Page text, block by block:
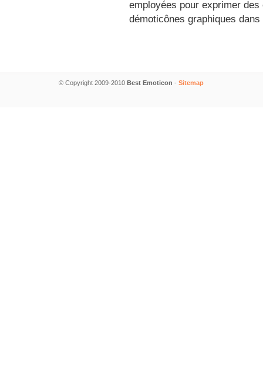
employées pour exprimer
démoticônes graphiques
© Copyright 2009-2010 Best Emoticon - Sitemap